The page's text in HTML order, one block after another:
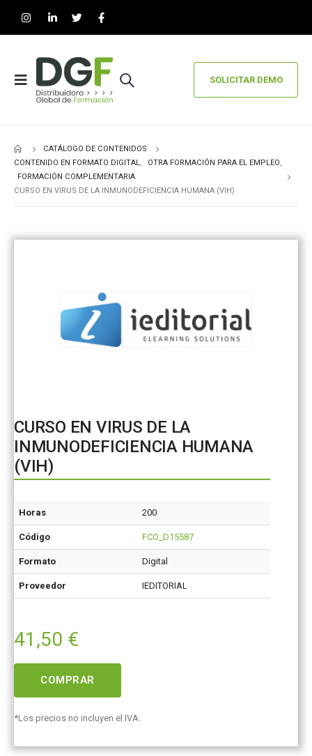
SOLICITAR DEMO
CATÁLOGO DE CONTENIDOS
CONTENIDO EN FORMATO DIGITAL, OTRA FORMACIÓN PARA EL EMPLEO,
FORMACIÓN COMPLEMENTARIA
CURSO EN VIRUS DE LA INMUNODEFICIENCIA HUMANA (VIH)
CURSO EN VIRUS DE LA
INMUNODEFICIENCIA HUMANA
(VIH)
Horas 200
Código FCO_D15587
Formato Digital
Proveedor IEDITORIAL
41,50 €
COMPRAR
*Los precios no incluyen el IVA.